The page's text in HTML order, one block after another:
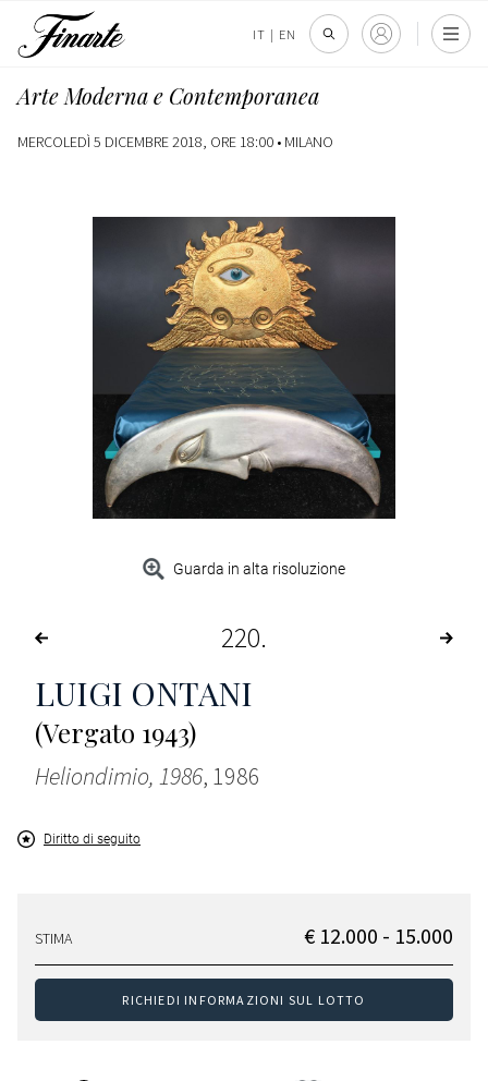
IT | EN
Arte Moderna e Contemporanea
MERCOLEDÌ 5 DICEMBRE 2018, ORE 18:00 • MILANO
Guarda in alta risoluzione
220
LUIGI ONTANI
(Vergato 1943)
Heliondimio, 1986, 1986
Diritto di seguito
STIMA € 12.000 - 15.000
RICHIEDI INFORMAZIONI SUL LOTTO